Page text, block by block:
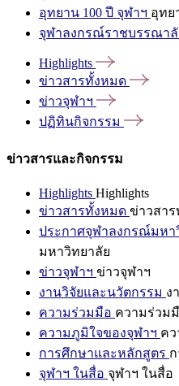
อุทยาน 100 ปี จุฬาฯ อุทย
จุฬาลงกรณ์ราชบรรณาลั
Highlights
ข่าวสารทั้งหมด
ข่าวจุฬาฯ
ปฏิทินกิจกรรม
ข่าวสารและกิจกรรม
Highlights Highlights
ข่าวสารทั้งหมด ข่าวสา
ประกาศจุฬาลงกรณ์มหา
มหาวิทยาลัย
ข่าวจุฬาฯ ข่าวจุฬาฯ
งานวิจัยและนวัตกรรม ง
ความร่วมมือ ความร่วม
ความภูมิใจของจุฬาฯ ค
การศึกษาและหลักสูตร
จุฬาฯ ในสื่อ จุฬาฯ ในสื่อ